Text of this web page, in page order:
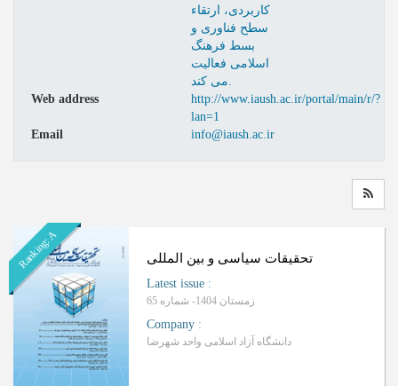
کاربردی، ارتقاء
سطح فناوری و
بسط فرهنگ
اسلامی فعالیت
می کند.
Web address
http://www.iaush.ac.ir/portal/main/r/?
lan=1
Email
info@iaush.ac.ir
Ranking: A تحقیقات سیاسی و بین المللی
Latest issue :
زمستان 1404- شماره 65
Company :
دانشگاه آزاد اسلامی واحد شهرضا